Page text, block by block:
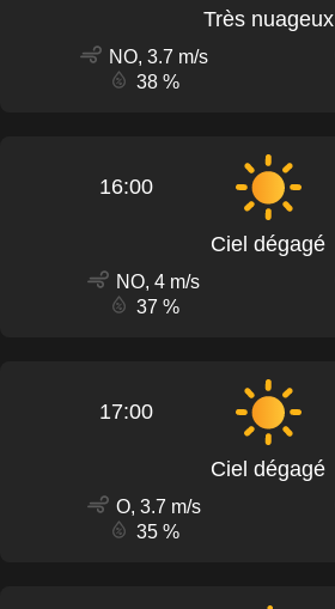
Très nuageux
NO, 3.7 m/s
38 %
16:00
Ciel dégagé
NO, 4 m/s
37 %
17:00
Ciel dégagé
O, 3.7 m/s
35 %